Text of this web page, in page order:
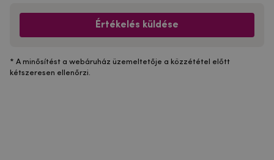
Értékelés küldése
* A minősítést a webáruház üzemeltetője a közzététel előtt
kétszeresen ellenőrzi.